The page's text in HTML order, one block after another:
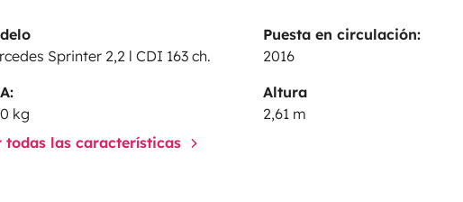
originales de mercedes. El tercer y cuarto
Sprinter 2,2 l CDI 163 ch.
Puesta en circulación:
2016
kg
Altura
2,61 m
todas las características